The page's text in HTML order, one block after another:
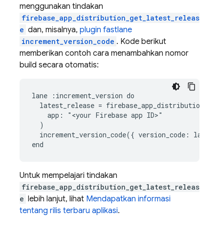
menggunakan tindakan
firebase_app_distribution_get_latest_releas
e dan, misalnya, plugin fastlane
increment_version_code . Kode berikut
memberikan contoh cara menambahkan nomor
build secara otomatis:
lane :increment_version do
latest_release =
    app: "<your Firebase app ID>"
  )
increment_version_code({ version_code:
Untuk mempelajari tindakan
firebase_app_distribution_get_latest_releas
e lebih lanjut, lihat Mendapatkan informasi
tentang rilis terbaru aplikasi.